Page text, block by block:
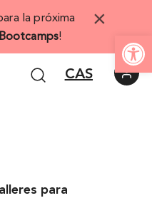
Abrir
la próxima
Bootcamps!
×
CAS
para